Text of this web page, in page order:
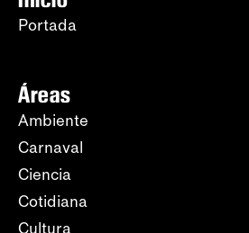
Portada
Áreas
Ambiente
Carnaval
Ciencia
Cotidiana
Cultura